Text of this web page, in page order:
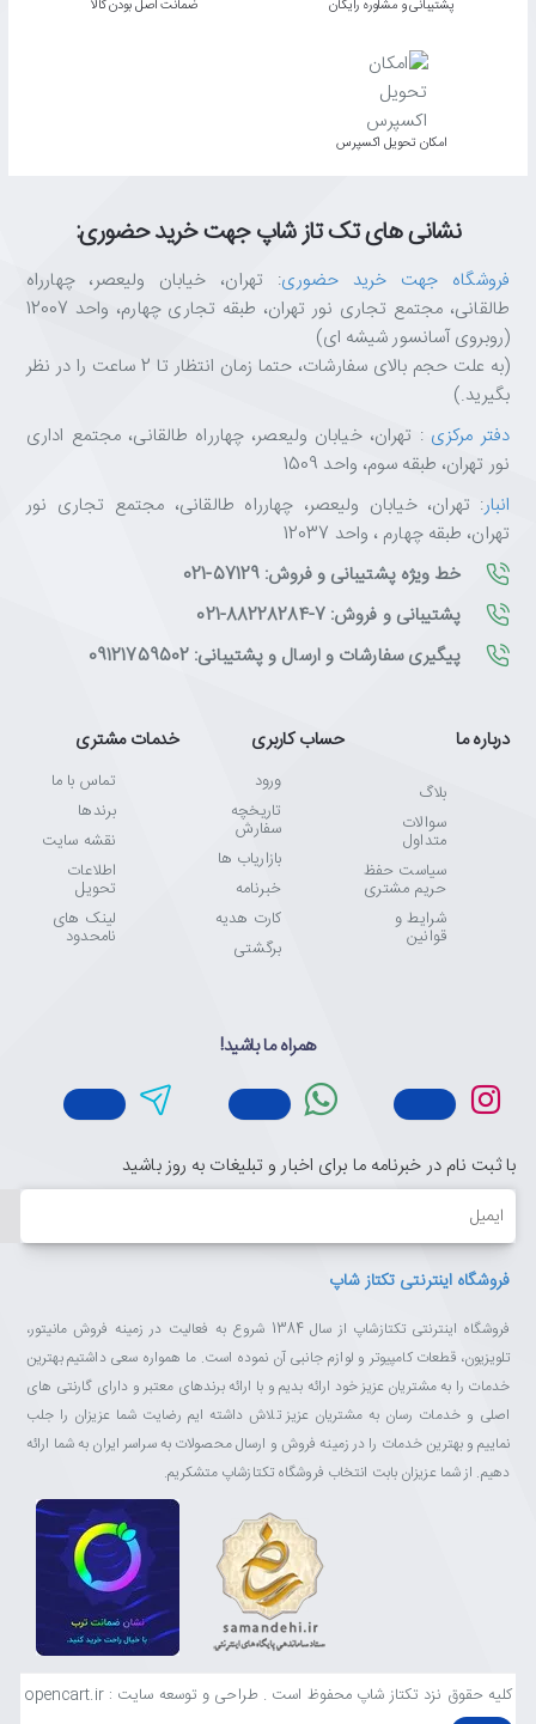
پشتیبانی و مشاوره رایگان ﺿﻤﺎﻧﺖ اﺻﻞ ﺑﻮدن ﮐﺎﻟﺎ
اﻣﮑﺎن ﺗﺤﻮﯾﻞ اﮐﺴﭙﺮس
نشانی های تک تاز شاپ جهت خرید حضوری:
فروشگاه جهت خرید حضوری: تهران، خیابان ولیعصر، چهارراه
طالقانی، مجتمع تجاری نور تهران، طبقه تجاری چهارم، واحد 12007
(روبروی آسانسور شیشه ای)
(به علت حجم بالای سفارشات، حتما زمان انتظار تا 2 ساعت را در نظر
بگیرید.)
دفتر مرکزی : تهران، خیابان ولیعصر، چهارراه طالقانی، مجتمع اداری
نور تهران، طبقه سوم، واحد 1509
انبار: تهران، خیابان ولیعصر، چهارراه طالقانی، مجتمع تجاری نور
تهران، طبقه چهارم ، واحد 12037
خط ویژه پشتیبانی و فروش: 57129-021
پشتیبانی و فروش: 7-88228284-021
پیگیری سفارشات و ارسال و پشتیبانی: 09121759502
درباره ما
بلاگ
سوالات
متداول
سیاست حفظ
حریم مشتری
شرایط و
قوانین
حساب کاربری
ورود
تاریخچه
سفارش
بازاریاب ها
خبرنامه
کارت هدیه
برگشتی
خدمات مشتری
تماس با ما
برندها
نقشه سایت
اطلاعات
تحویل
لینک های
نامحدود
همراه ما باشید!
با ثبت نام در خبرنامه ما برای اخبار و تبلیغات به روز باشید
ایمیل
فروشگاه اینترنتی تکتاز شاپ
فروشگاه اینترنتی تکتازشاپ از سال 1384 شروع به فعالیت در زمینه فروش مانیتور،
تلویزیون، قطعات کامپیوتر و لوازم جانبی آن نموده است. ما همواره سعی داشتیم بهترین
خدمات را به مشتریان عزیز خود ارائه بدیم و با ارائه برندهای معتبر و دارای گارنتی های
اصلی و خدمات رسان به مشتریان عزیز تلاش داشته ایم رضایت شما عزیزان را جلب
نماییم و بهترین خدمات را در زمینه فروش و ارسال محصولات به سراسر ایران به شما ارائه
دهیم. از شما عزیزان بابت انتخاب فروشگاه تکتازشاپ متشکریم.
کلیه حقوق نزد تکتاز شاپ محفوظ است . طراحی و توسعه سایت : opencart.ir